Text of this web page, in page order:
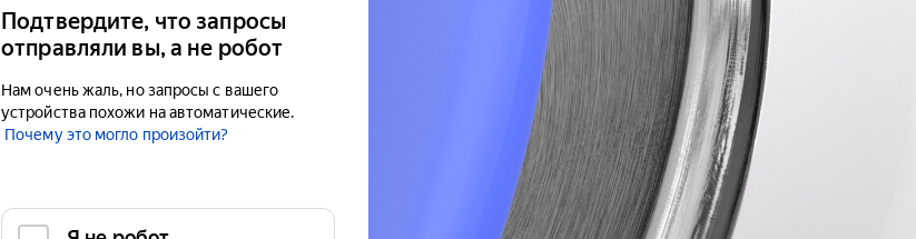
Подтвердите, что запросы
отправляли вы, а не робот
Нам очень жаль, но запросы с вашего
устройства похожи на автоматические.
Почему это могло произойти?